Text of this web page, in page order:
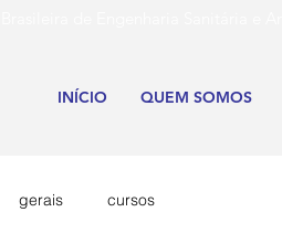
INÍCIO QUEM SOMOS
gerais cursos